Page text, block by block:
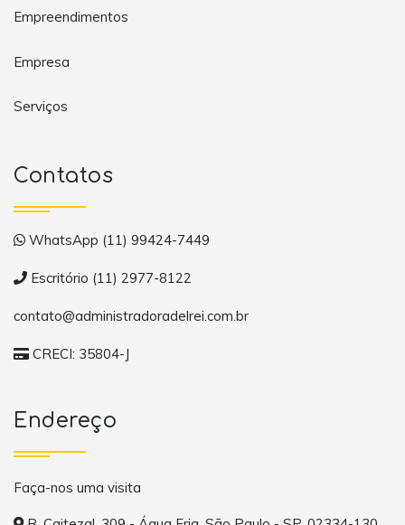
Empreendimentos
Empresa
Serviços
Contatos
WhatsApp (11) 99424-7449
Escritório (11) 2977-8122
contato@administradoradelrei.com.br
CRECI: 35804-J
Endereço
Faça-nos uma visita